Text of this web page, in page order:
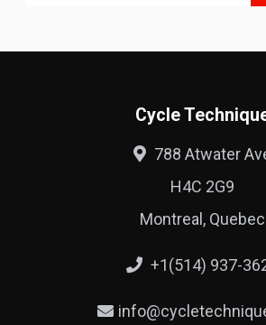
Cycle
788 Atwater
H4C 2G9
Montreal, Quebec
+1(514) 937-